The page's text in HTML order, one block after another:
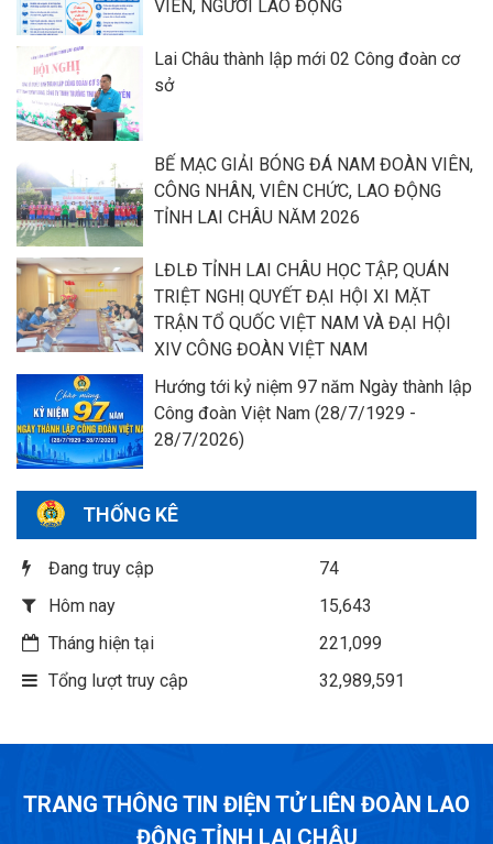
VIÊN, NGƯỜI LAO ĐỘNG
Lai Châu thành lập mới 02 Công đoàn cơ
sở
BẾ MẠC GIẢI BÓNG ĐÁ NAM ĐOÀN VIÊN,
CÔNG NHÂN, VIÊN CHỨC, LAO ĐỘNG
TỈNH LAI CHÂU NĂM 2026
LĐLĐ TỈNH LAI CHÂU HỌC TẬP, QUÁN
TRIỆT NGHỊ QUYẾT ĐẠI HỘI XI MẶT
TRẬN TỔ QUỐC VIỆT NAM VÀ ĐẠI HỘI
XIV CÔNG ĐOÀN VIỆT NAM
Hướng tới kỷ niệm 97 năm Ngày thành lập
Công đoàn Việt Nam (28/7/1929 -
28/7/2026)
THỐNG KÊ
Đang truy cập
74
Hôm nay
15,643
Tháng hiện tại
221,099
Tổng lượt truy cập
32,989,591
TRANG THÔNG TIN ĐIỆN TỬ LIÊN ĐOÀN LAO
ĐỘNG TỈNH LAI CHÂU